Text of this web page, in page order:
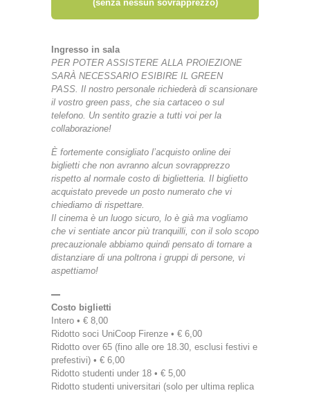
(senza nessun sovrapprezzo)
Ingresso in sala
PER POTER ASSISTERE ALLA PROIEZIONE
SARÀ NECESSARIO ESIBIRE IL GREEN
PASS. Il nostro personale richiederà di scansionare
il vostro green pass, che sia cartaceo o sul
telefono. Un sentito grazie a tutti voi per la
collaborazione!
È fortemente consigliato l’acquisto online dei
biglietti che non avranno alcun sovrapprezzo
rispetto al normale costo di biglietteria. Il biglietto
acquistato prevede un posto numerato che vi
chiediamo di rispettare.
Il cinema è un luogo sicuro, lo è già ma vogliamo
che vi sentiate ancor più tranquilli, con il solo scopo
precauzionale abbiamo quindi pensato di tornare a
distanziare di una poltrona i gruppi di persone, vi
aspettiamo!
—
Costo biglietti
Intero • € 8,00
Ridotto soci UniCoop Firenze • € 6,00
Ridotto over 65 (fino alle ore 18.30, esclusi festivi e
prefestivi) • € 6,00
Ridotto studenti under 18 • € 5,00
Ridotto studenti universitari (solo per ultima replica